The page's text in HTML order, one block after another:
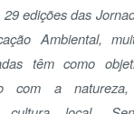
marcando o
primeiro dia do